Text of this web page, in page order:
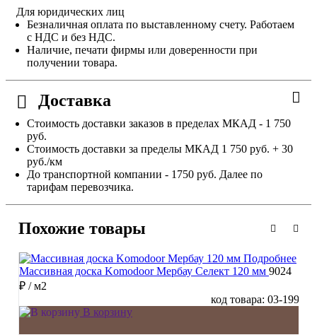
Для юридических лиц
Безналичная оплата по выставленному счету. Работаем
с НДС и без НДС.
Наличие, печати фирмы или доверенности при
получении товара.
Доставка
Стоимость доставки заказов в пределах МКАД - 1 750
руб.
Стоимость доставки за пределы МКАД 1 750 руб. + 30
руб./км
До транспортной компании - 1750 руб. Далее по
тарифам перевозчика.
Похожие товары
Подробнее
Массивная доска Komodoor Мербау Селект 120 мм 9024
₽ / м2
код товара: 03-199
В корзину